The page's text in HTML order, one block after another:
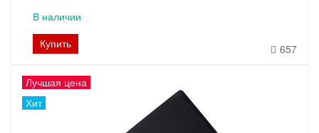
В наличии
Купить
657
Лучшая цена
Хит